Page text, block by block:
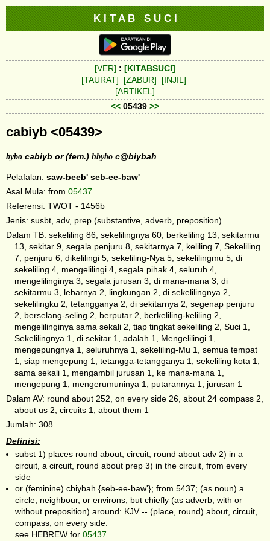
K I T A B S U C I
[VER] : [KITABSUCI]
[TAURAT]
[ZABUR]
[INJIL]
[ARTIKEL]
<< 05439 >>
cabiyb <05439>
bybo cabiyb or (fem.) hbybo c@biybah
Pelafalan: saw-beeb' seb-ee-baw'
Asal Mula: from 05437
Referensi: TWOT - 1456b
Jenis: susbt, adv, prep (substantive, adverb, preposition)
Dalam TB: sekeliling 86, sekelilingnya 60, berkeliling 13, sekitarmu
13, sekitar 9, segala penjuru 8, sekitarnya 7, keliling 7, Sekeliling
7, penjuru 6, dikelilingi 5, sekeliling-Nya 5, sekelilingmu 5, di
sekeliling 4, mengelilingi 4, segala pihak 4, seluruh 4,
mengelilinginya 3, segala jurusan 3, di mana-mana 3, di
sekitarmu 3, lebarnya 2, lingkungan 2, di sekelilingnya 2,
sekelilingku 2, tetangganya 2, di sekitarnya 2, segenap penjuru
2, berselang-seling 2, berputar 2, berkeliling-keliling 2,
mengelilinginya sama sekali 2, tiap tingkat sekeliling 2, Suci 1,
Sekelilingnya 1, di sekitar 1, adalah 1, Mengelilingi 1,
mengepungnya 1, seluruhnya 1, sekeliling-Mu 1, semua tempat
1, siap mengepung 1, tetangga-tetangganya 1, sekeliling kota 1,
sama sekali 1, mengambil jurusan 1, ke mana-mana 1,
mengepung 1, mengerumuninya 1, putarannya 1, jurusan 1
Dalam AV: round about 252, on every side 26, about 24 compass 2,
about us 2, circuits 1, about them 1
Jumlah: 308
Definisi:
subst 1) places round about, circuit, round about adv 2) in a
circuit, a circuit, round about prep 3) in the circuit, from every
side
or (feminine) cbiybah {seb-ee-baw'}; from 5437; (as noun) a
circle, neighbour, or environs; but chiefly (as adverb, with or
without preposition) around: KJV -- (place, round) about, circuit,
compass, on every side.
see HEBREW for 05437